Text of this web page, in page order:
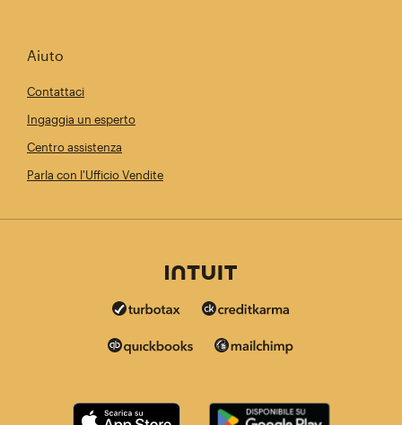
Aiuto
Contattaci
Ingaggia un esperto
Centro assistenza
Parla con l'Ufficio Vendite